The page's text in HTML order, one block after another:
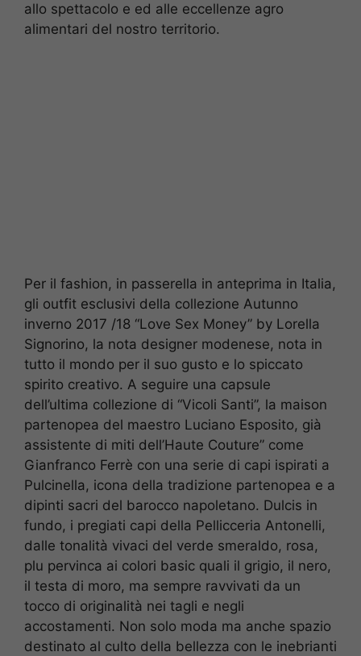
allo spettacolo e ed alle eccellenze agro
alimentari del nostro territorio.
Per il fashion, in passerella in anteprima in Italia,
gli outfit esclusivi della collezione Autunno
inverno 2017 /18 “Love Sex Money” by Lorella
Signorino, la nota designer modenese, nota in
tutto il mondo per il suo gusto e lo spiccato
spirito creativo. A seguire una capsule
dell’ultima collezione di “Vicoli Santi”, la maison
partenopea del maestro Luciano Esposito, già
assistente di miti dell’Haute Couture” come
Gianfranco Ferrè con una serie di capi ispirati a
Pulcinella, icona della tradizione partenopea e a
dipinti sacri del barocco napoletano. Dulcis in
fundo, i pregiati capi della Pellicceria Antonelli,
dalle tonalità vivaci del verde smeraldo, rosa,
plu pervinca ai colori basic quali il grigio, il nero,
il testa di moro, ma sempre ravvivati da un
tocco di originalità nei tagli e negli
accostamenti. Non solo moda ma anche spazio
destinato al culto della bellezza con le inebrianti